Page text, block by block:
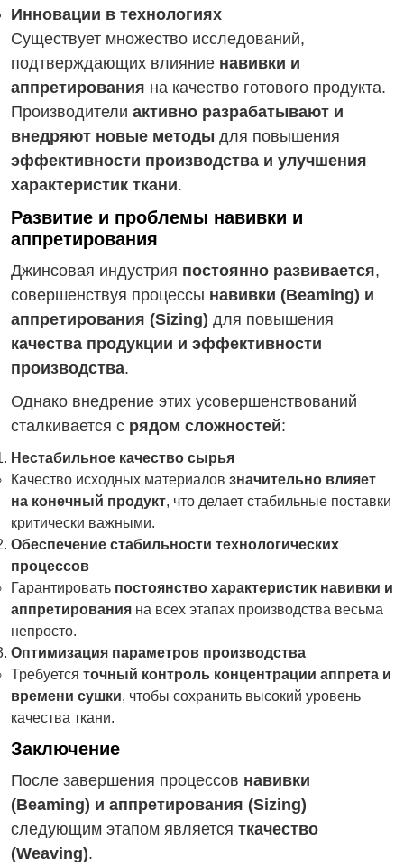
Инновации в технологиях
Существует множество исследований,
подтверждающих влияние навивки и
аппретирования на качество готового продукта.
Производители активно разрабатывают и
внедряют новые методы для повышения
эффективности производства и улучшения
характеристик ткани.
Развитие и проблемы навивки и
аппретирования
Джинсовая индустрия постоянно развивается,
совершенствуя процессы навивки (Beaming) и
аппретирования (Sizing) для повышения
качества продукции и эффективности
производства.
Однако внедрение этих усовершенствований
сталкивается с рядом сложностей:
Нестабильное качество сырья
Качество исходных материалов значительно влияет
на конечный продукт, что делает стабильные поставки
критически важными.
Обеспечение стабильности технологических
процессов
Гарантировать постоянство характеристик навивки и
аппретирования на всех этапах производства весьма
непросто.
Оптимизация параметров производства
Требуется точный контроль концентрации аппрета и
времени сушки, чтобы сохранить высокий уровень
качества ткани.
Заключение
После завершения процессов навивки
(Beaming) и аппретирования (Sizing)
следующим этапом является ткачество
(Weaving).